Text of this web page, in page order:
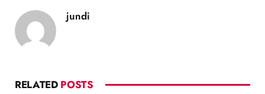
jundi
RELATED POSTS